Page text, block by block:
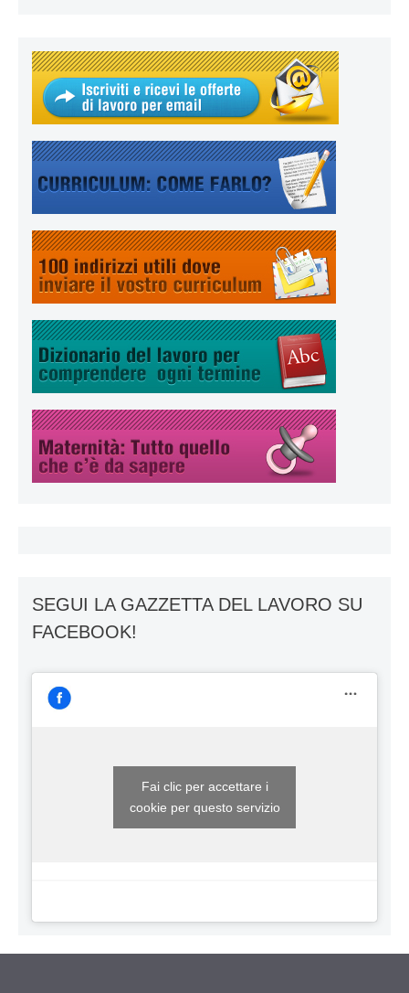
SEGUI LA GAZZETTA DEL LAVORO SU
FACEBOOK!
Fai clic per accettare i
cookie per questo servizio